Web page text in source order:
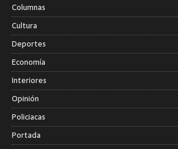
Columnas
Cultura
Deportes
Economía
Interiores
Opinión
Policiacas
Portada